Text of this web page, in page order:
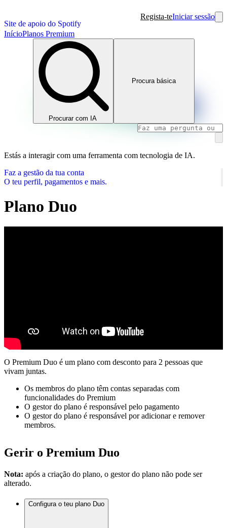
Site de apoio do Spotify
Regista-teIniciar sessão
InícioPlanos Premium
Procurar com IA
Procura básica
Estás a interagir com uma ferramenta com tecnologia de IA.
Faz a gestão da tua conta
O teu perfil, pagamentos e mais.
Plano Duo
O Premium Duo é um plano com desconto para 2 pessoas que
vivam juntas.
Os membros do plano têm contas separadas com
funcionalidades do Premium
O gestor do plano é responsável pelo pagamento
O gestor do plano é responsável por adicionar e remover
membros.
Gerir o Premium Duo
Nota: após a criação do plano, o gestor do plano não pode ser
alterado.
Configura o teu plano Duo